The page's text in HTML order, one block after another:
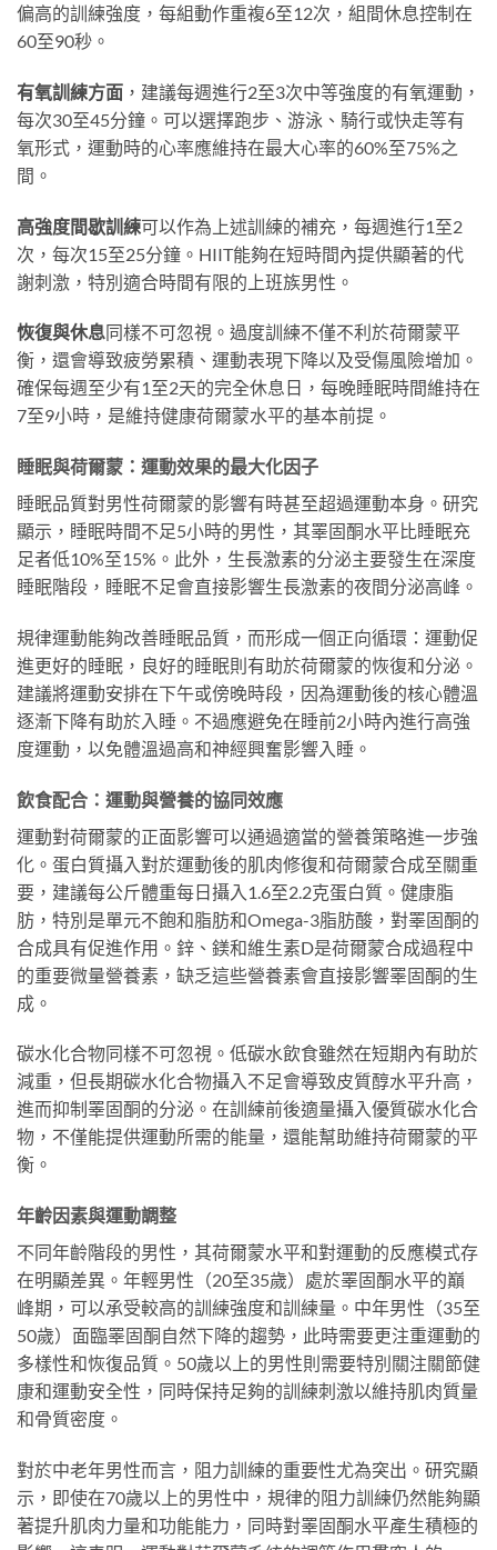
偏高的訓練強度，每組動作重複6至12次，組間休息控制在
60至90秒。
有氧訓練方面 ，建議每週進行2至3次中等強度的有氧運動，
每次30至45分鐘。可以選擇跑步、游泳、騎行或快走等有
氧形式，運動時的心率應維持在最大心率的60%至75%之
間。
高強度間歇訓練可以作為上述訓練的補充，每週進行1至2
次，每次15至25分鐘。HIIT能夠在短時間內提供顯著的代
謝刺激，特別適合時間有限的上班族男性。
恢復與休息同樣不可忽視。過度訓練不僅不利於荷爾蒙平
衡，還會導致疲勞累積、運動表現下降以及受傷風險增加。
確保每週至少有1至2天的完全休息日，每晚睡眠時間維持在
7至9小時，是維持健康荷爾蒙水平的基本前提。
睡眠與荷爾蒙：運動效果的最大化因子
睡眠品質對男性荷爾蒙的影響有時甚至超過運動本身。研究
顯示，睡眠時間不足5小時的男性，其睪固酮水平比睡眠充
足者低10%至15%。此外，生長激素的分泌主要發生在深度
睡眠階段，睡眠不足會直接影響生長激素的夜間分泌高峰。
規律運動能夠改善睡眠品質，而形成一個正向循環：運動促
進更好的睡眠，良好的睡眠則有助於荷爾蒙的恢復和分泌。
建議將運動安排在下午或傍晚時段，因為運動後的核心體溫
逐漸下降有助於入睡。不過應避免在睡前2小時內進行高強
度運動，以免體溫過高和神經興奮影響入睡。
飲食配合：運動與營養的協同效應
運動對荷爾蒙的正面影響可以通過適當的營養策略進一步強
化。蛋白質攝入對於運動後的肌肉修復和荷爾蒙合成至關重
要，建議每公斤體重每日攝入1.6至2.2克蛋白質。健康脂
肪，特別是單元不飽和脂肪和Omega-3脂肪酸，對睪固酮的
合成具有促進作用。鋅、鎂和維生素D是荷爾蒙合成過程中
的重要微量營養素，缺乏這些營養素會直接影響睪固酮的生
成。
碳水化合物同樣不可忽視。低碳水飲食雖然在短期內有助於
減重，但長期碳水化合物攝入不足會導致皮質醇水平升高，
進而抑制睪固酮的分泌。在訓練前後適量攝入優質碳水化合
物，不僅能提供運動所需的能量，還能幫助維持荷爾蒙的平
衡。
年齡因素與運動調整
不同年齡階段的男性，其荷爾蒙水平和對運動的反應模式存
在明顯差異。年輕男性（20至35歲）處於睪固酮水平的巔
峰期，可以承受較高的訓練強度和訓練量。中年男性（35至
50歲）面臨睪固酮自然下降的趨勢，此時需要更注重運動的
多樣性和恢復品質。50歲以上的男性則需要特別關注關節健
康和運動安全性，同時保持足夠的訓練刺激以維持肌肉質量
和骨質密度。
對於中老年男性而言，阻力訓練的重要性尤為突出。研究顯
示，即使在70歲以上的男性中，規律的阻力訓練仍然能夠顯
著提升肌肉力量和功能能力，同時對睪固酮水平產生積極的